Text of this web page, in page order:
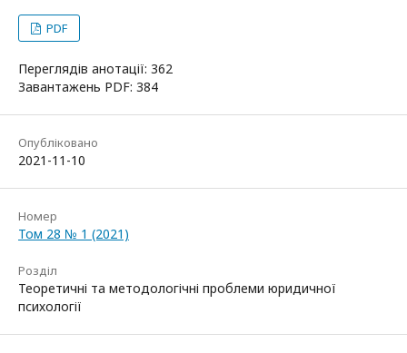
PDF
Переглядів анотації: 362
Завантажень PDF: 384
Опубліковано
2021-11-10
Номер
Том 28 № 1 (2021)
Розділ
Теоретичні та методологічні проблеми юридичної
психології